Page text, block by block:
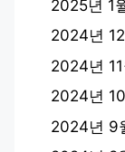
2025년 1
2024년
2024년 11
2024년
2024년 9